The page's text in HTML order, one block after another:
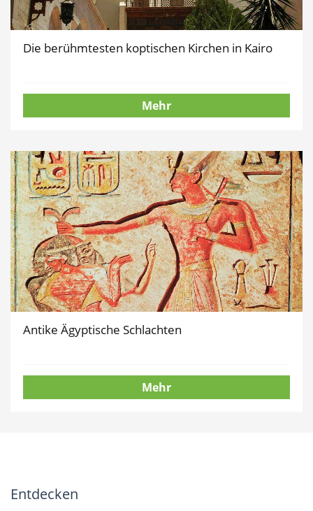
Die berühmtesten koptischen Kirchen in Kairo
Mehr
Antike Ägyptische Schlachten
Mehr
Entdecken